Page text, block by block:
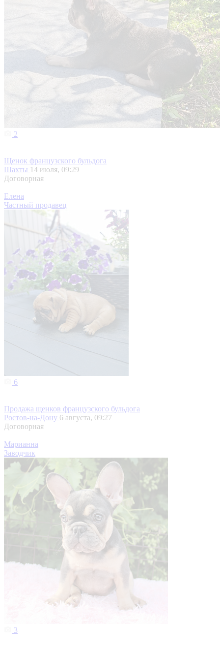
2
Щенок французского бульдога
Шахты 14 июля, 09:29
Договорная
Елена
Частный продавец
6
Продажа щенков французского бульдога
Ростов-на-Дону 6 августа, 09:27
Договорная
Марианна
Заводчик
3